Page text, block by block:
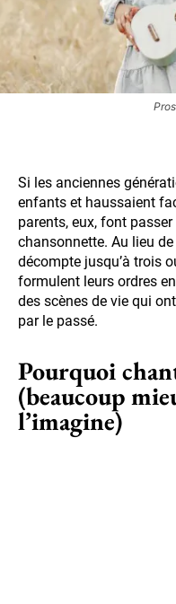
Si les anciennes
enfants et haussaient
parents, eux, font
chansonnette. Au lieu
décompte jusqu’à trois
formulent leurs ordres
des scènes de vie qui
par le passé.
Pourquoi
(beaucoup
l’imagine)